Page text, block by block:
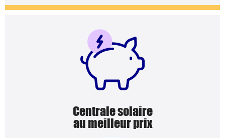
Centrale solaire
au meilleur prix